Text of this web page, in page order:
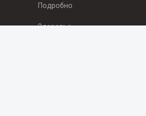
Подробно
Здоровье